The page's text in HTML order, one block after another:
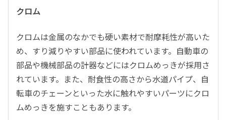
クロム
クロムは金属のなかでも硬い素材で耐摩耗性が高いた
め、すり減りやすい部品に使われています。自動車の
部品や機械部品の計器などにはクロムめっきが採用さ
れています。また、耐食性の高さから水道パイプ、自
転車のチェーンといった水に触れやすいパーツにクロ
ムめっきを施すこともあります。